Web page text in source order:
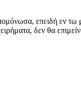
επειδή εν
δεν θα